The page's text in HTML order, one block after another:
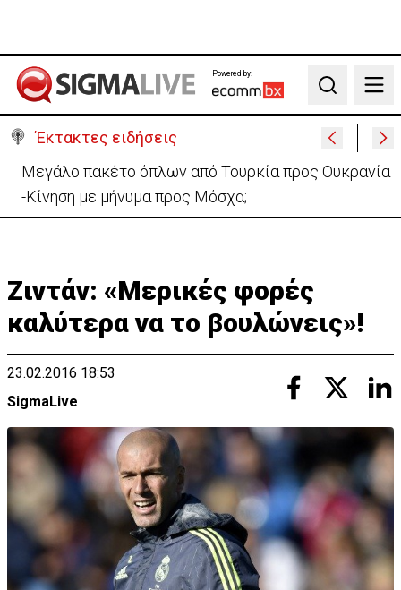
Powered by:
Search
Έκτακτες ειδήσεις
Μεγάλο πακέτο όπλων από Τουρκία προς Ουκρανία
-Κίνηση με μήνυμα προς Μόσχα;
Ζιντάν: «Μερικές φορές
καλύτερα να το βουλώνεις»!
23.02.2016 18:53
SigmaLive